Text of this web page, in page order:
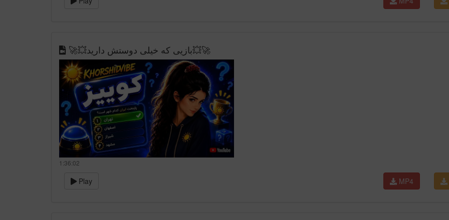
🚀💥بازیی که خیلی دوستش دارید💥🚀
1:36:02
Play MP4